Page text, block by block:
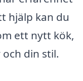
hjälp kan du
ett nytt kök,
din stil.